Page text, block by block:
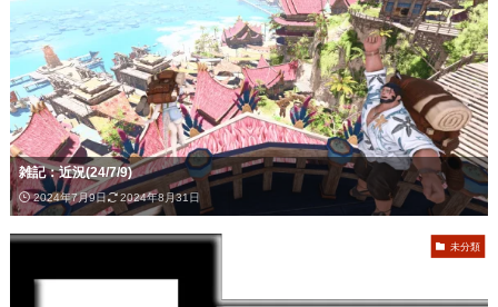
雑記：近況(24/7/9)
2024年7月9日 2024年8月31日
未分類